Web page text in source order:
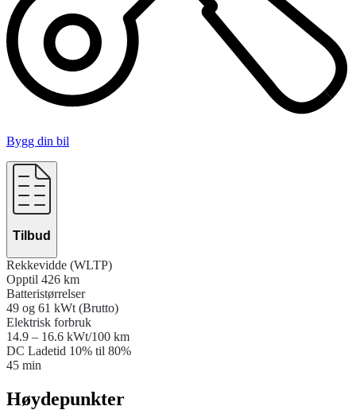
Bygg din bil
Tilbud
Rekkevidde (WLTP)
Opptil 426 km
Batteristørrelser
49 og 61 kWt (Brutto)
Elektrisk forbruk
14.9 – 16.6 kWt/100 km
DC Ladetid 10% til 80%
45 min
Høydepunkter